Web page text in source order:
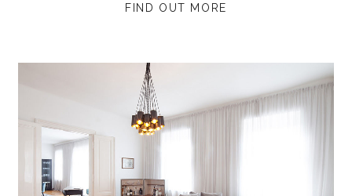
FIND OUT MORE